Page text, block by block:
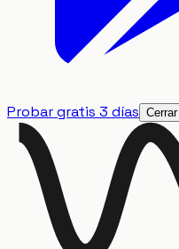
Probar gratis 3 días Cerrar